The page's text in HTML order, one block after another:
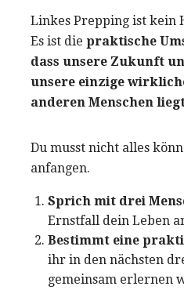
Linkes Prepping ist kein
Es ist die praktische
dass unsere Zukunft
unsere einzige
anderen Menschen
Du musst nicht alles
anfangen.
Sprich mit drei
Ernstfall dein Leben
Bestimmt eine
ihr in den nächsten
gemeinsam erlernen